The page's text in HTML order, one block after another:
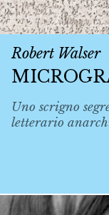
Robert Walser
Uno scrigno
letterario